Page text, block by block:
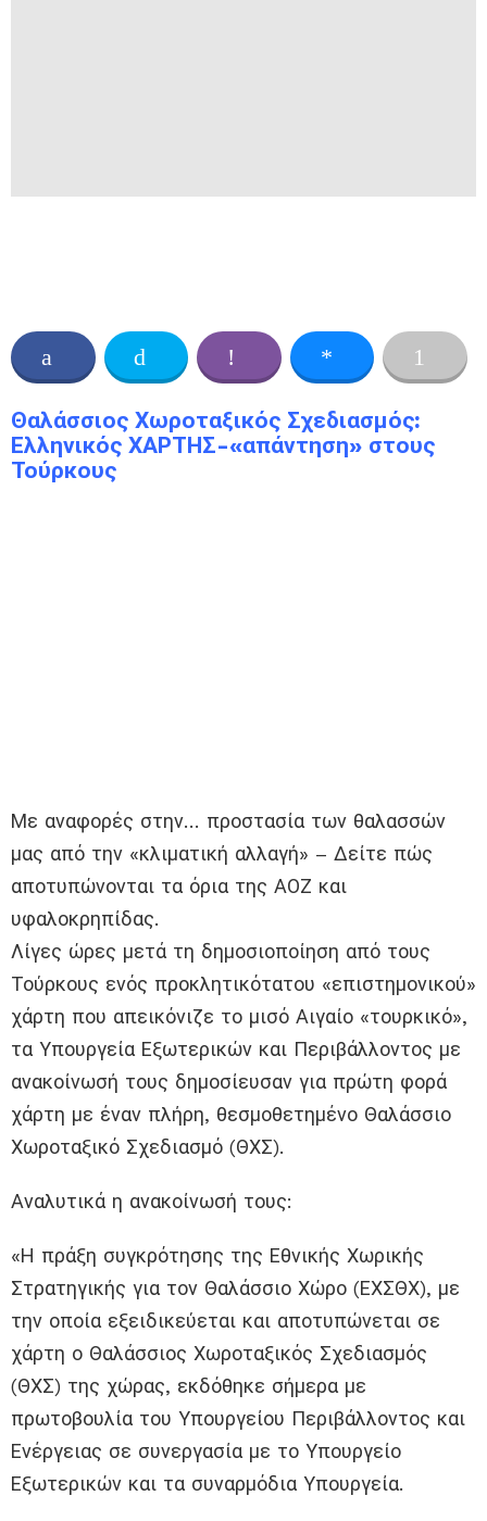
Θαλάσσιος Χωροταξικός Σχεδιασμός:
Ελληνικός ΧΑΡΤΗΣ-«απάντηση» στους
Τούρκους
Με αναφορές στην… προστασία των θαλασσών
μας από την «κλιματική αλλαγή» – Δείτε πώς
αποτυπώνονται τα όρια της ΑΟΖ και
υφαλοκρηπίδας.
Λίγες ώρες μετά τη δημοσιοποίηση από τους
Τούρκους ενός προκλητικότατου «επιστημονικού»
χάρτη που απεικόνιζε το μισό Αιγαίο «τουρκικό»,
τα Υπουργεία Εξωτερικών και Περιβάλλοντος με
ανακοίνωσή τους δημοσίευσαν για πρώτη φορά
χάρτη με έναν πλήρη, θεσμοθετημένο Θαλάσσιο
Χωροταξικό Σχεδιασμό (ΘΧΣ).
Αναλυτικά η ανακοίνωσή τους:
«Η πράξη συγκρότησης της Εθνικής Χωρικής
Στρατηγικής για τον Θαλάσσιο Χώρο (ΕΧΣΘΧ), με
την οποία εξειδικεύεται και αποτυπώνεται σε
χάρτη ο Θαλάσσιος Χωροταξικός Σχεδιασμός
(ΘΧΣ) της χώρας, εκδόθηκε σήμερα με
πρωτοβουλία του Υπουργείου Περιβάλλοντος και
Ενέργειας σε συνεργασία με το Υπουργείο
Εξωτερικών και τα συναρμόδια Υπουργεία.